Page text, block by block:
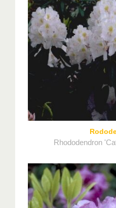
Rhododendron